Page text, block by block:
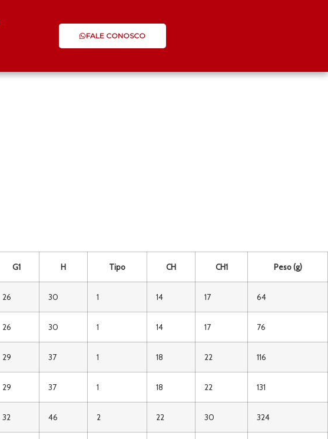
FALE CONOSCO
G1 H Tipo CH CH1 Peso (g)
26 30 1 14 17 64
26 30 1 14 17 76
29 37 1 18 22 116
29 37 1 18 22 131
32 46 2 22 30 324